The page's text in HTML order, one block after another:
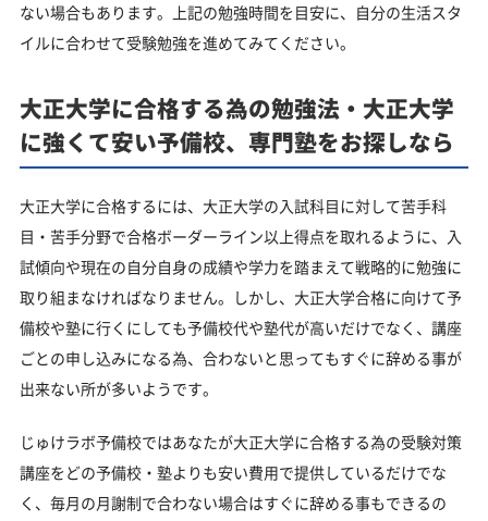
ない場合もあります。上記の勉強時間を目安に、自分の生活スタ
イルに合わせて受験勉強を進めてみてください。
大正大学に合格する為の勉強法・大正大学
に強くて安い予備校、専門塾をお探しなら
大正大学に合格するには、大正大学の入試科目に対して苦手科
目・苦手分野で合格ボーダーライン以上得点を取れるように、入
試傾向や現在の自分自身の成績や学力を踏まえて戦略的に勉強に
取り組まなければなりません。しかし、大正大学合格に向けて予
備校や塾に行くにしても予備校代や塾代が高いだけでなく、講座
ごとの申し込みになる為、合わないと思ってもすぐに辞める事が
出来ない所が多いようです。
じゅけラボ予備校ではあなたが大正大学に合格する為の受験対策
講座をどの予備校・塾よりも安い費用で提供しているだけでな
く、毎月の月謝制で合わない場合はすぐに辞める事もできるの